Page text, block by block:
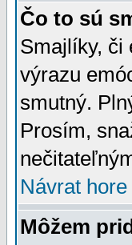
Čo to sú
Smajlíky, či
výrazu
smutný.
Prosím,
Návrat hore
Môžem